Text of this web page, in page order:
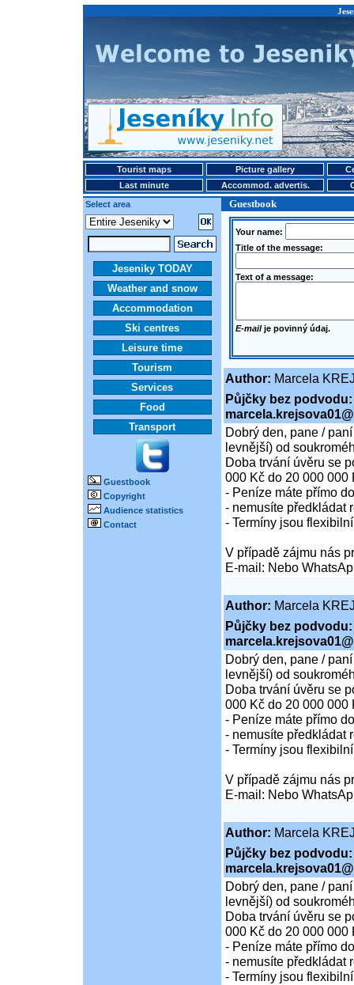
Tourist maps Picture gallery
Last minute
Accommod. advertis.
Select area
Guestbook
Jeseniky TODAY
Weather and snow
Accommodation
Ski centres
Leisure time
Tourism
Services
Food
Transport
Guestbook
Copyright
Audience statistics
Contact
Your name:
Title of the message:
Text of a message:
E-mailje povinný údaj.
Author: Marcela
Půjčky bez podvodu:
Dobrý den, pane /
levnější) od
Doba trvání úvěru se
000 Kč do 20 000 000
- Peníze máte přímo
- nemusíte předkládat
- Termíny jsou
V případě zájmu nás
E-mail: Nebo
Author: Marcela
Půjčky bez podvodu:
Dobrý den, pane /
levnější) od
Doba trvání úvěru se
000 Kč do 20 000 000
- Peníze máte přímo
- nemusíte předkládat
- Termíny jsou
V případě zájmu nás
E-mail: Nebo
Author: Marcela
Půjčky bez podvodu:
Dobrý den, pane /
levnější) od
Doba trvání úvěru se
000 Kč do 20 000 000
- Peníze máte přímo
- nemusíte předkládat
- Termíny jsou